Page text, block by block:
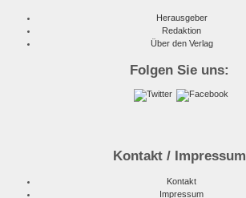
Herausgeber
Redaktion
Über den Verlag
Folgen Sie uns:
Kontakt / Impressum
Kontakt
Impressum